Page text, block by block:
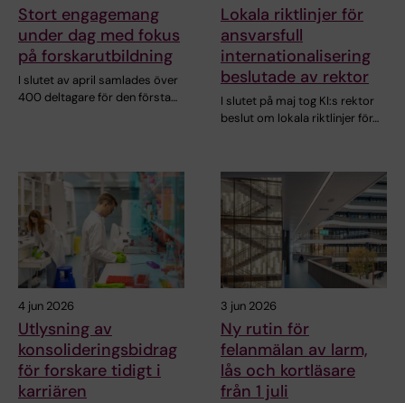
Stort engagemang
under dag med fokus
på forskarutbildning
I slutet av april samlades över
400 deltagare för den första…
Lokala riktlinjer för
ansvarsfull
internationalisering
beslutade av rektor
I slutet på maj tog KI:s rektor
beslut om lokala riktlinjer för…
4 jun 2026
Utlysning av
konsolideringsbidrag
för forskare tidigt i
karriären
3 jun 2026
Ny rutin för
felanmälan av larm,
lås och kortläsare
från 1 juli